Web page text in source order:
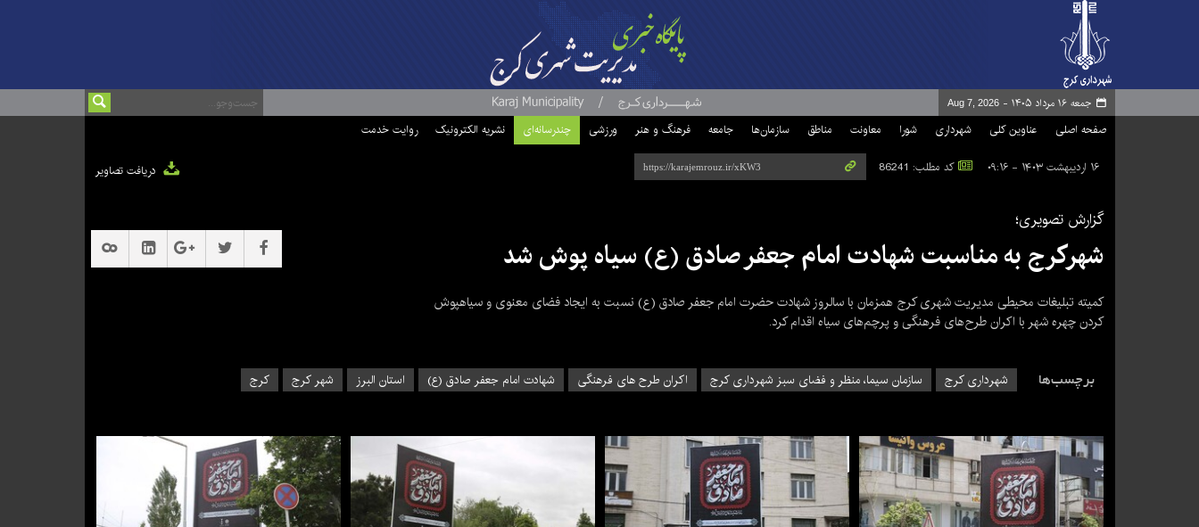
جمعه ۱۶ مرداد ۱۴۰۵ - Aug 7, 2026
صفحه اصلی عناوین کلی شهرداری شورا معاونت مناطق سازمان‌ها جامعه فرهنگ و هنر ورزشی چندرسانه‌ای نشریه الکترونیک روایت خدمت
۱۶ اردیبهشت ۱۴۰۳ - ۰۹:۱۶ کد مطلب: 86241 دریافت تصاویر
گزارش تصویری؛
شهرکرج به مناسبت شهادت امام جعفر صادق (ع) سیاه پوش شد
کمیته تبلیغات محیطی مدیریت شهری کرج همزمان با سالروز شهادت حضرت امام جعفر صادق (ع) نسبت به ایجاد فضای معنوی و سیاهپوش
کردن چهره شهر با اکران طرح‌های فرهنگی و پرچم‌های سیاه اقدام کرد.
برچسب‌ها شهرداری کرج سازمان سیما، منظر و فضای سبز شهرداری کرج اکران طرح های فرهنگی شهادت امام جعفر صادق (ع) استان البرز شهر کرج کرج